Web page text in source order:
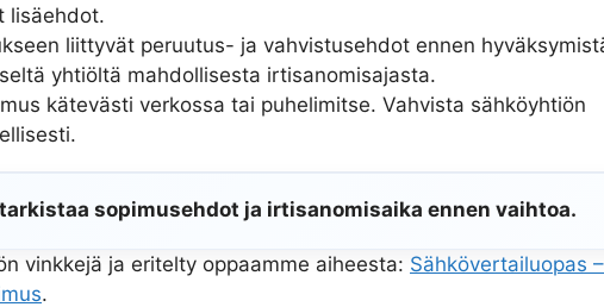
lisäehdot.
liittyvät peruutus- ja vahvistusehdot ennen
yhtiöltä mahdollisesta irtisanomisajasta.
kätevästi verkossa tai puhelimitse. Vahvista sähköyhtiön
sopimusehdot ja irtisanomisaika ennen vaihtoa.
vinkkejä ja eritelty oppaamme aiheesta: Sähkövertailuopas
.